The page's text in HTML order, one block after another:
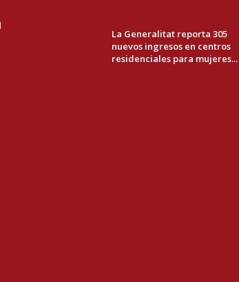
La Generalitat reporta 305
nuevos ingresos en centros
residenciales para mujeres...